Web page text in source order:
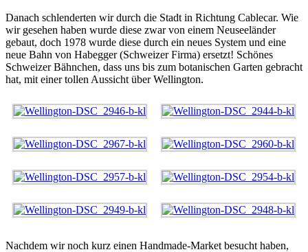
Danach schlenderten wir durch die Stadt in Richtung Cablecar. Wie
wir gesehen haben wurde diese zwar von einem Neuseeländer
gebaut, doch 1978 wurde diese durch ein neues System und eine
neue Bahn von Habegger (Schweizer Firma) ersetzt! Schönes
Schweizer Bähnchen, dass uns bis zum botanischen Garten gebracht
hat, mit einer tollen Aussicht über Wellington.
Nachdem wir noch kurz einen Handmade-Market besucht haben,